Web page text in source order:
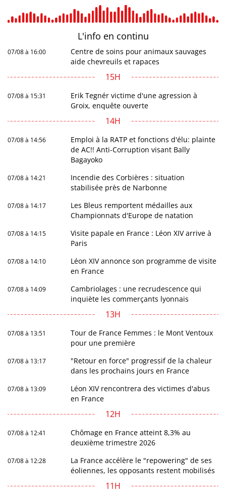
L'info en continu
07/08 à 16:00
Centre de soins pour animaux sauvages
aide chevreuils et rapaces
15H
07/08 à 15:31
Erik Tegnér victime d'une agression à
Groix, enquête ouverte
14H
07/08 à 14:56
Emploi à la RATP et fonctions d'élu: plainte
de AC!! Anti-Corruption visant Bally
Bagayoko
07/08 à 14:21
Incendie des Corbières : situation
stabilisée près de Narbonne
07/08 à 14:17
Les Bleus remportent médailles aux
Championnats d'Europe de natation
07/08 à 14:15
Visite papale en France : Léon XIV arrive à
Paris
07/08 à 14:10
Léon XIV annonce son programme de visite
en France
07/08 à 14:09
Cambriolages : une recrudescence qui
inquiète les commerçants lyonnais
13H
07/08 à 13:51
Tour de France Femmes : le Mont Ventoux
pour une première
07/08 à 13:17
"Retour en force" progressif de la chaleur
dans les prochains jours en France
07/08 à 13:09
Léon XIV rencontrera des victimes d'abus
en France
12H
07/08 à 12:41
Chômage en France atteint 8,3% au
deuxième trimestre 2026
07/08 à 12:28
La France accélère le "repowering" de ses
éoliennes, les opposants restent mobilisés
11H